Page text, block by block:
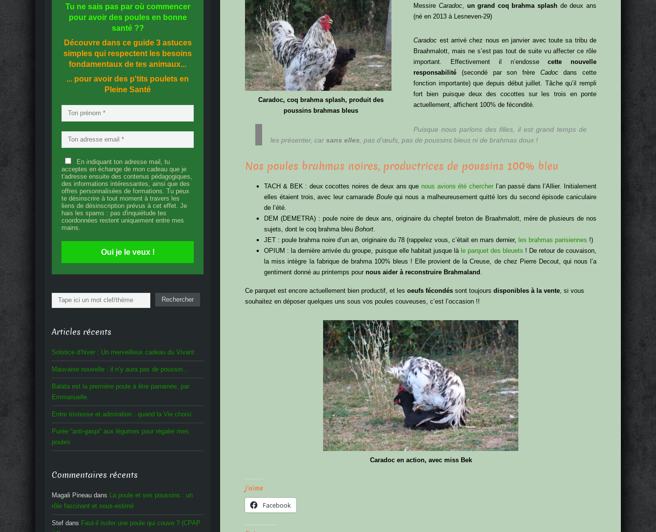
Caradoc, coq brahma splash, produit des
poussins brahmas bleus
Messire Caradoc, un grand coq brahma splash de deux ans
(né en 2013 à Lesneven-29)
Caradoc est arrivé chez nous en janvier avec toute sa tribu de
Braahmalott, mais ne s’est pas tout de suite vu affecter ce rôle
important. Effectivement il n’endossecette nouvelle
responsabilité (secondé par son frère Cadocdans cette
fonction importante) que depuis début juillet. Tâche qu’il rempli
fort bien puisque deux des cocottes sur les trois en ponte
actuellement, affichent 100% de fécondité.
Puisque nous parlons des filles, il est grand temps de
les présenter, car sans elles , pas d’œufs, pas de poussins bleus ni de brahmas doux !
Nos poules brahmas noires, productrices de poussins 100% bleu
TACH & BEK : deux cocottes noires de deux ans que nous avions été chercherl’an passé dans l’Allier. Initialement
elles étaient trois, avec leur camarade Boulequi nous a malheureusement quitté lors du second épisode caniculaire
de l’été.
DEM (DEMETRA) : poule noire de deux ans, originaire du cheptel breton de Braahmalott, mère de plusieurs de nos
sujets, dont le coq brahma bleuBohort.
JET : poule brahma noire d’un an, originaire du 78 (rappelez vous, c’était en mars dernier, les brahmas parisiennes !)
OPIUM : la dernière arrivée du groupe, puisque elle habitait jusque là le parquet des bleuets ! De retour de couvaison,
la miss intègre la fabrique de brahma 100% bleus ! Elle provient de la Creuse, de chez Pierre Decout, qui nous l’a
gentiment donné au printemps pournous aider à reconstruire Brahmaland .
Ce parquet est encore actuellement bien productif, et lesoeufs fécondés sont toujoursdisponibles à la vente, si vous
souhaitez en déposer quelques uns sous vos poules couveuses, c’est l’occasion !!
Caradoc en action, avec miss Bek
j'aime
Facebook
Tu ne sais pas par où commencer
pour avoir des poules en bonne
santé??
Découvre dans ce guide 3 astuces
simples qui respectent les besoins
fondamentaux de tes animaux...
... pour avoir des p'tits poulets en
Pleine Santé
En indiquant ton adresse mail, tu
acceptes en échange de mon cadeau que je
t'adresse ensuite des contenus pédagogiques,
des informations intéressantes, ainsi que des
offres personnalisées de formations. Tu peux
te désinscrire à tout moment à travers les
liens de désinscription prévus à cet effet. Je
hais les spams : pas d'inquiétude tes
coordonnées restent uniquement entre mes
mains.
Oui je le veux !
Rechercher Rechercher
Articles récents
Solstice d’hiver : Un merveilleux cadeau du Vivant
Mauvaise nouvelle : il n’y aura pas de poussin…
Balata est la première poule à être parrainée, par
Emmanuelle.
Entre tristesse et admiration : quand la Vie choisi.
Purée “anti-gaspi” aux légumes pour régaler mes
poules
Commentaires récents
Magali Pineau dans La poule et ses poussins : un
rôle fascinant et sous-estimé
Stef dans Faut-il isoler une poule qui couve ? (CPAP